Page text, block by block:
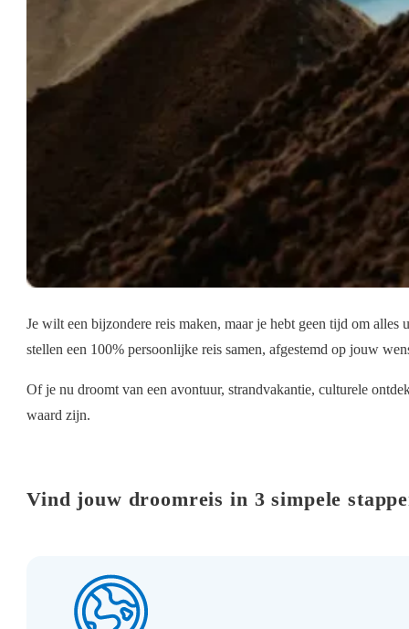
Je wilt een bijzondere reis maken, maar je hebt geen tijd om
stellen een 100% persoonlijke reis samen, afgestemd op jouw
Of je nu droomt van een avontuur, strandvakantie, culturele
waard zijn.
Vind jouw droomreis in 3 simpele